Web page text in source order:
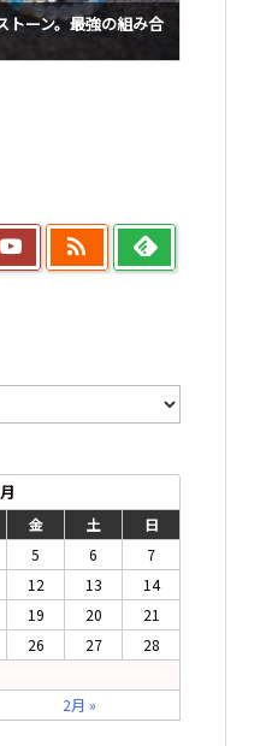
トーン。最強の組み合

金 土
日
5 6
7
12 13
14
19 20
21
26 27
28
2月 »